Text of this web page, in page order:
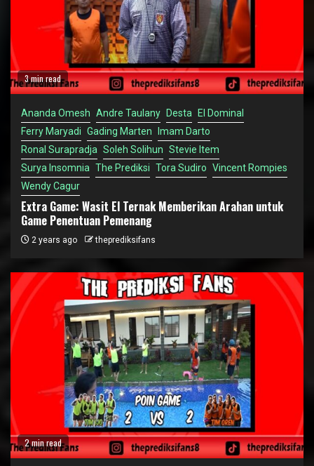
3 min read
Ananda Omesh Andre Taulany Desta
El Dominal
Ferry Maryadi Gading Marten
Imam Darto
Ronal Surapradja Soleh Solihun Stevie Item
Surya Insomnia The Prediksi Tora Sudiro Vincent Rompies
Wendy Cagur
Extra Game: Wasit El Ternak Memberikan Arahan untuk
Game Penentuan Pemenang
2 years ago theprediksifans
2 min read